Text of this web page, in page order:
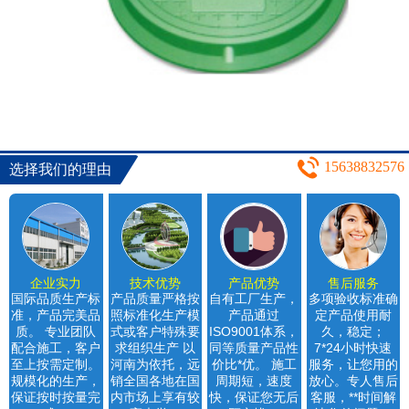
选择我们的理由 15638832576
企业实力
国际品质生产标
准，产品完美品
质。 专业团队
配合施工，客户
至上按需定制。
规模化的生产，
保证按时按量完
技术优势
产品质量严格按
照标准化生产模
式或客户特殊要
求组织生产 以
河南为依托，远
销全国各地在国
内市场上享有较
产品优势
自有工厂生产，
产品通过
ISO9001体系，
同等质量产品性
价比*优。 施工
周期短，速度
快，保证您无后
售后服务
多项验收标准确
定产品使用耐
久，稳定；
7*24小时快速
服务，让您用的
放心。专人售后
客服，**时间解